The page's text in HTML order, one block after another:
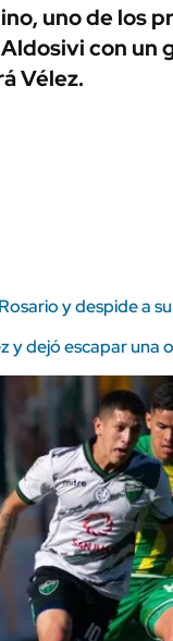
URUGUAY
uno de los
con un
Vélez.
y despide a
y dejó escapar una